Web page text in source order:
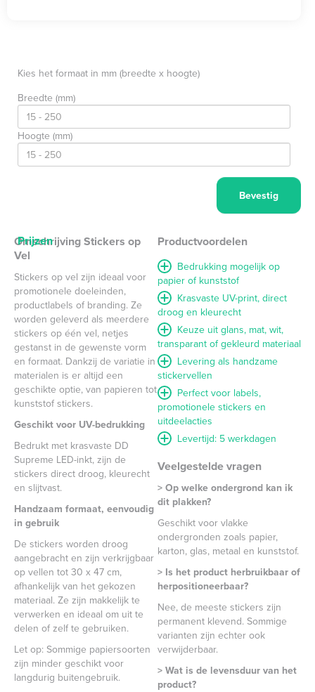
Kies het formaat in mm (breedte x hoogte)
Breedte (mm)
Hoogte (mm)
Prijzen
Omschrijving Stickers op
Vel
Stickers op vel zijn ideaal voor
promotionele doeleinden,
productlabels of branding. Ze
worden geleverd als meerdere
stickers op één vel, netjes
gestanst in de gewenste vorm
en formaat. Dankzij de variatie in
materialen is er altijd een
geschikte optie, van papieren tot
kunststof stickers.
Geschikt voor UV-bedrukking
Bedrukt met krasvaste DD
Supreme LED-inkt, zijn de
stickers direct droog, kleurecht
en slijtvast.
Handzaam formaat, eenvoudig
in gebruik
De stickers worden droog
aangebracht en zijn verkrijgbaar
op vellen tot 30 x 47 cm,
afhankelijk van het gekozen
materiaal. Ze zijn makkelijk te
verwerken en ideaal om uit te
delen of zelf te gebruiken.
Let op: Sommige papiersoorten
zijn minder geschikt voor
langdurig buitengebruik.
Productvoordelen
Bedrukking mogelijk op
papier of kunststof
Krasvaste UV-print, direct
droog en kleurecht
Keuze uit glans, mat, wit,
transparant of gekleurd materiaal
Levering als handzame
stickervellen
Perfect voor labels,
promotionele stickers en
uitdeelacties
Levertijd: 5 werkdagen
Veelgestelde vragen
> Op welke ondergrond kan ik
dit plakken?
Geschikt voor vlakke
ondergronden zoals papier,
karton, glas, metaal en kunststof.
> Is het product herbruikbaar of
herpositioneerbaar?
Nee, de meeste stickers zijn
permanent klevend. Sommige
varianten zijn echter ook
verwijderbaar.
> Wat is de levensduur van het
product?